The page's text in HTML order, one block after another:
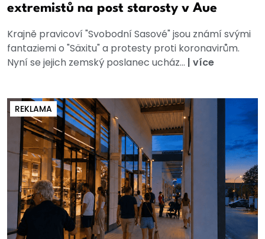
extremistů na post starosty v Aue
Krajně pravicoví "Svobodní Sasové" jsou známí svými
fantaziemi o "Säxitu" a protesty proti koronavirům.
Nyní se jejich zemský poslanec ucház... | více
REKLAMA